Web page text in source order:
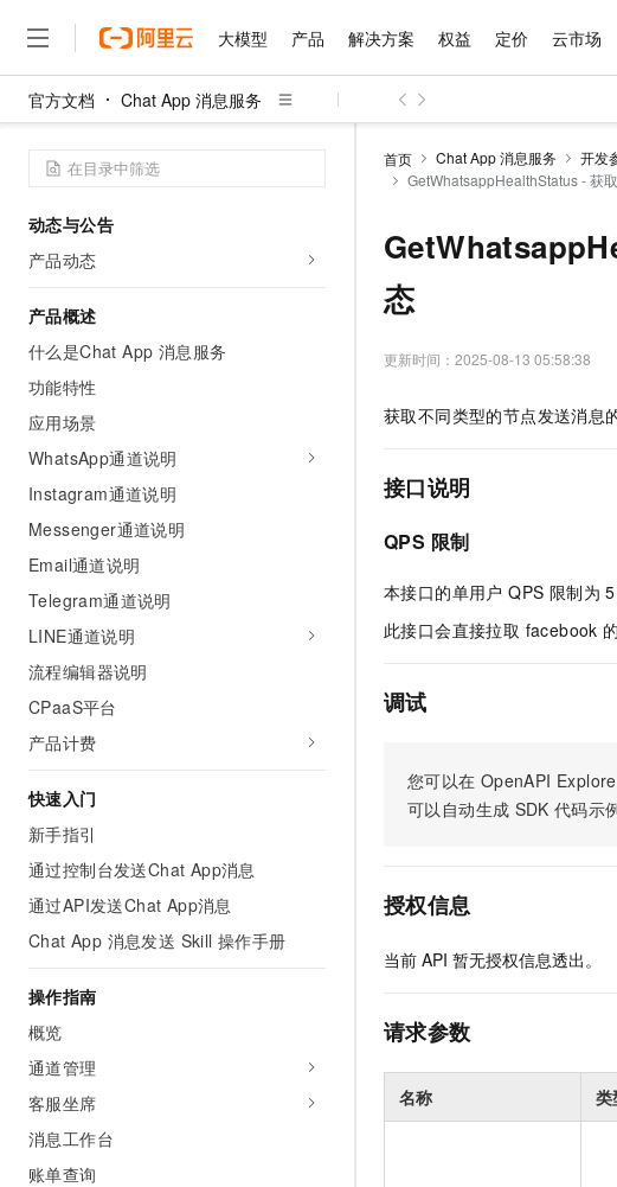
大模型 产品 解决方案 权益 定价 云市场
官方文档 Chat App 消息服务
动态与公告
产品动态
产品概述
什么是Chat App 消息服务
功能特性
应用场景
WhatsApp通道说明
Instagram通道说明
Messenger通道说明
Email通道说明
Telegram通道说明
LINE通道说明
流程编辑器说明
CPaaS平台
产品计费
快速入门
新手指引
通过控制台发送Chat App消息
通过API发送Chat App消息
Chat App 消息发送 Skill 操作手册
操作指南
概览
通道管理
客服坐席
消息工作台
账单查询
首页 Chat App 消息服务 开发
GetWhatsappHealthStatus - 获
态
更新时间： 2025-08-13 05:58:38
获取不同类型的节点发送消息
接口说明
QPS 限制
本接口的单用户 QPS 限制为
此接口会直接拉取 facebook
调试
您可以在 OpenAPI
可以自动生成 SDK 代码示例
授权信息
当前 API 暂无授权信息透出。
请求参数
名称 类
大模型
千问AI平台
大模型
文本生成
Qwen3.8-Max HOT
大模型服务
在线体验全尺寸、多种模态的模型效果
大模型解决方案
10 分钟在聊天系统中增加一个 AI 助
在企业官网、通讯
产品
精选产品
人工智能与机器学习
计算
容器
存储
网络与CDN
安全
中间件
大数据计算
媒体服务
企业服务与云通信
域名与网站
终端用户计算
Serverless
开发工具
迁移与运维管理
精选产品
大模型服务平台百炼 大模型
千问大模型 大模型
多元化、高性能、安全可靠的大模型服务
随时随地安全接入的云上超级电脑
云解析DNS
覆盖公网/内网、递归/权
云原生大数据计算服务 MaxCompute
面向分析的企业级SaaS模式云数据仓库
解决方案
精选解决方案
AI
互联网应用开发
大数据
现代化应用
安全
网络
可观测
上云与迁云
企业出海
政企业务
精选解决方案
睿译宝，AI翻译排版一步到位 NEW
GLM-5.2：长任务时代开源旗舰模型
自主进化，持久记忆，越用越聪明
快速拥有专属 OpenClaw
让AI从“聊天伙伴”进化为能干活的“数字员工”
权益 普惠上云
普惠上云 官方力荐
官方推荐返现计划
推荐新用户得奖励，单订单最高返9万
高校专属算力普惠，学生认证享300元代
免费试用
解决方案免费试用 新老同享
最高领取价值200元试用点，立即开启云
AI 产品 免费试用
140+云产品 免费试用
大模型ACA认证体验
定价 产品定价
了解云产品的定价详情
云上成本管理
管理和优化成本
云市场 精选商城
网站建设
友盟天域
观测云
电子合同
开发者生态解决方案
AI 开发和 AI 应用解决方案
伙伴 成为销售伙伴
分销伙伴
销售伙伴合作计划
Consulting Partner 合作计划
服务 售前咨询
在线服务
售后服务
自助服务
短信专区
了解阿里云 为什么选择阿里云
什么是云计算
安全合规
分析师报告
云开发大赛
入门学习赛